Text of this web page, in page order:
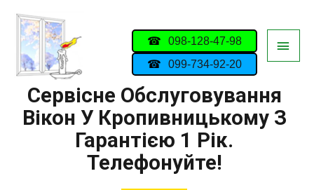
098-128-47-98
099-734-92-20
Сервісне Обслуговування
Вікон У Кропивницькому З
Гарантією 1 Рік.
Телефонуйте!